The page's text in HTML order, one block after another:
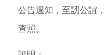
公告週知，至訒公誼
查照。